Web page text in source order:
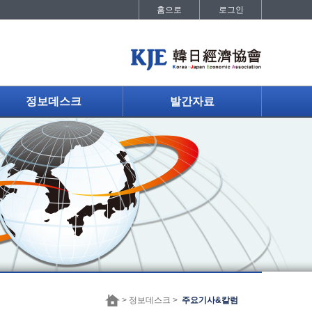
홈으로 로그인
정보데스크 발간자료
> 정보데스크 > 주요기사&칼럼